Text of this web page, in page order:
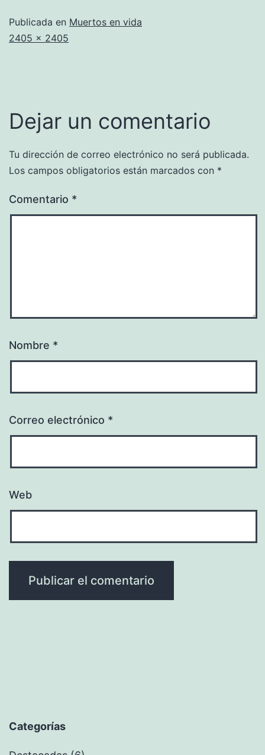
Publicada en Muertos en vida
Tamaño
2405 × 2405
Dejar un comentario
Tu dirección de correo electrónico no será publicada.
Los campos obligatorios están marcados con *
Comentario *
Nombre *
Correo electrónico *
Web
Categorías